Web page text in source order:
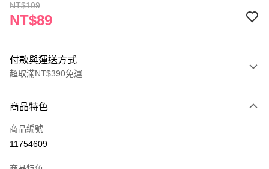
NT$109
NT$89
付款與運送方式
超取滿NT$390免運
POYA支付
信用卡一次付款
商品特色
商品編號
11754609